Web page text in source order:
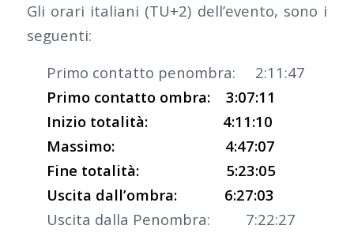
Gli orari italiani (TU+2) dell’evento, sono i
seguenti:
Primo contatto penombra: 2:11:47
Primo contatto ombra: 3:07:11
Inizio totalità: 4:11:10
Massimo: 4:47:07
Fine totalità: 5:23:05
Uscita dall’ombra: 6:27:03
Uscita dalla Penombra: 7:22:27